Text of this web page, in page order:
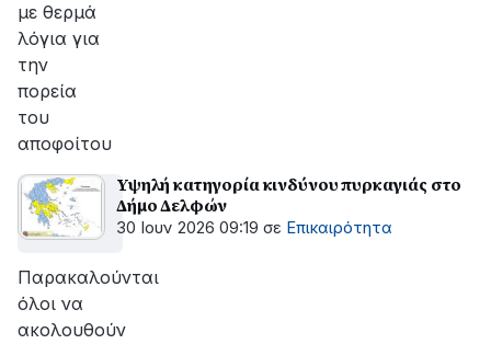
με θερμά
λόγια για
την
πορεία
του
αποφοίτου
Υψηλή κατηγορία κινδύνου πυρκαγιάς στο
Δήμο Δελφών
30 Ιουν 2026 09:19 σε Επικαιρότητα
Παρακαλούνται
όλοι να
ακολουθούν